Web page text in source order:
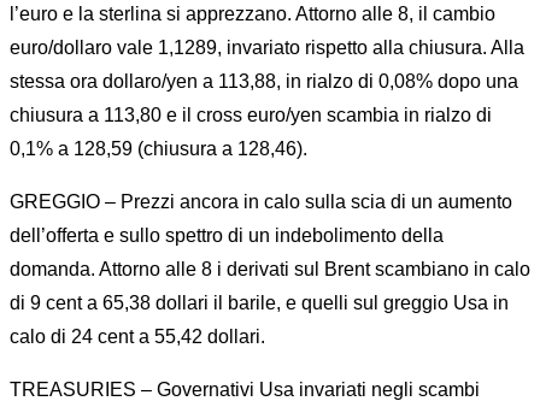
l’euro e la sterlina si apprezzano. Attorno alle 8, il cambio
euro/dollaro vale 1,1289, invariato rispetto alla chiusura. Alla
stessa ora dollaro/yen a 113,88, in rialzo di 0,08% dopo una
chiusura a 113,80 e il cross euro/yen scambia in rialzo di
0,1% a 128,59 (chiusura a 128,46).
GREGGIO – Prezzi ancora in calo sulla scia di un aumento
dell’offerta e sullo spettro di un indebolimento della
domanda. Attorno alle 8 i derivati sul Brent scambiano in calo
di 9 cent a 65,38 dollari il barile, e quelli sul greggio Usa in
calo di 24 cent a 55,42 dollari.
TREASURIES – Governativi Usa invariati negli scambi